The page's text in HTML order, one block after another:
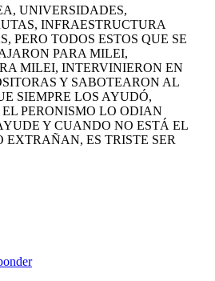
UNIVERSIDADES,
INFRAESTRUCTURA
PERO TODOS ESTOS QUE SE
PARA MILEI,
MILEI, INTERVINIERON EN
Y SABOTEARON AL
SIEMPRE LOS AYUDÓ,
PERONISMO LO ODIAN
Y CUANDO NO ESTÁ EL
EXTRAÑAN, ES TRISTE SER